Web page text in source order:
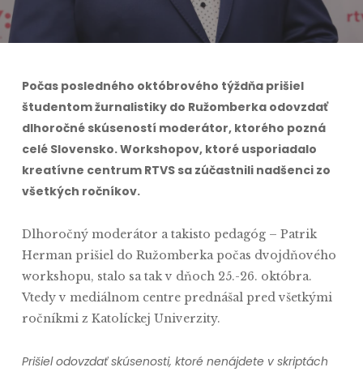
Počas posledného októbrového týždňa prišiel
študentom žurnalistiky do Ružomberka odovzdať
dlhoročné skúseností moderátor, ktorého pozná
celé Slovensko. Workshopov, ktoré usporiadalo
kreatívne centrum RTVS sa zúčastnili nadšenci zo
všetkých ročníkov.
Dlhoročný moderátor a takisto pedagóg – Patrik
Herman prišiel do Ružomberka počas dvojdňového
workshopu, stalo sa tak v dňoch 25.-26. októbra.
Vtedy v mediálnom centre prednášal pred všetkými
ročníkmi z Katolíckej Univerzity.
Prišiel odovzdať skúsenosti, ktoré nenájdete v skriptách